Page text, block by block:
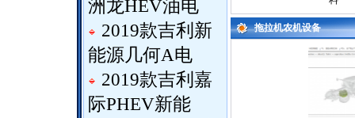
洲龙HEV油电
2019款吉利新
能源几何A电
2019款吉利嘉
际PHEV新能
拖拉机农机设备